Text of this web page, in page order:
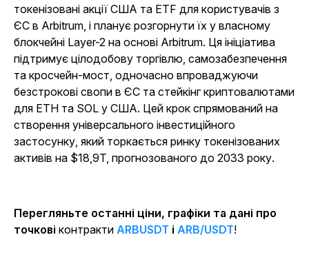
токенізовані акції США та ETF для користувачів з
ЄС в Arbitrum, і планує розгорнути їх у власному
блокчейні Layer-2 на основі Arbitrum. Ця ініціатива
підтримує цілодобову торгівлю, самозабезпечення
та кросчейн-мост, одночасно впроваджуючи
безстрокові свопи в ЄС та стейкінг криптовалютами
для ETH та SOL у США. Цей крок спрямований на
створення універсального інвестиційного
застосунку, який торкається ринку токенізованих
активів на $18,9T, прогнозованого до 2033 року.
Перегляньте останні ціни, графіки та дані про
точкові контракти ARBUSDT і ARB/USDT!